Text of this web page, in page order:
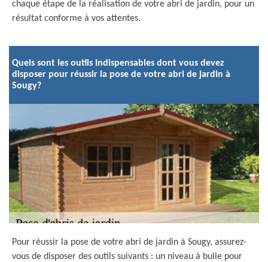
chaque étape de la réalisation de votre abri de jardin, pour un
résultat conforme à vos attentes.
Quels sont les outils indispensables dont vous devez
disposer pour réussir la pose de votre abri de jardin à
Sougy?
Pour réussir la pose de votre abri de jardin à Sougy, assurez-
vous de disposer des outils suivants : un niveau à bulle pour